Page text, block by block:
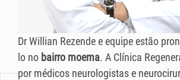
Dr Willian Rezende e equipe estão
lo no bairro moema. A Clínica
por médicos neurologistas e